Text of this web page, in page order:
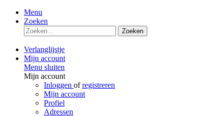
Menu
Zoeken
Zoeken
Verlanglijstje
Mijn account
Menu sluiten
Mijn account
Inloggen ofregistreren
Mijn account
Profiel
Adressen